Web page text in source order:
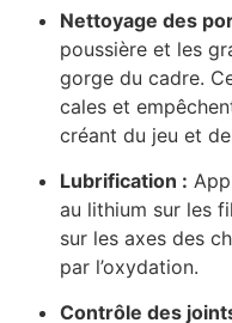
Nettoyage des
poussière et les
gorge du cadre.
cales et
créant du jeu et
Lubrification :
au lithium sur les
sur les axes des
par l’oxydation.
Contrôle des